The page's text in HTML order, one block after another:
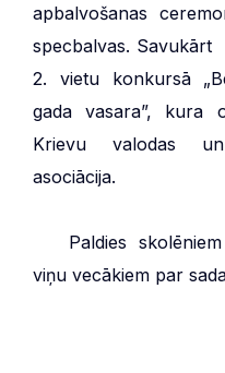
apbalvošanas
specbalvas. Savukārt
2. vietu konkursā
gada vasara”, kura
Krievu valodas
asociācija.
Paldies
viņu vecākiem par